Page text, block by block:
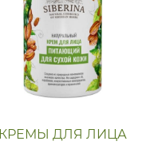
КРЕМЫ ДЛЯ ЛИЦА